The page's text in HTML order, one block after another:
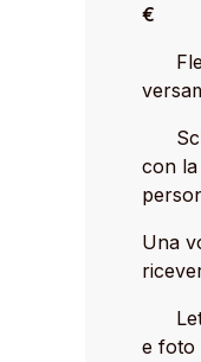
€
con
Una
e foto